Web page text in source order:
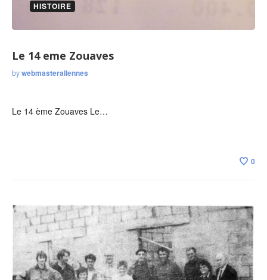
HISTOIRE
Le 14 eme Zouaves
bywebmasterallennes
Le 14 ème Zouaves Le…
0